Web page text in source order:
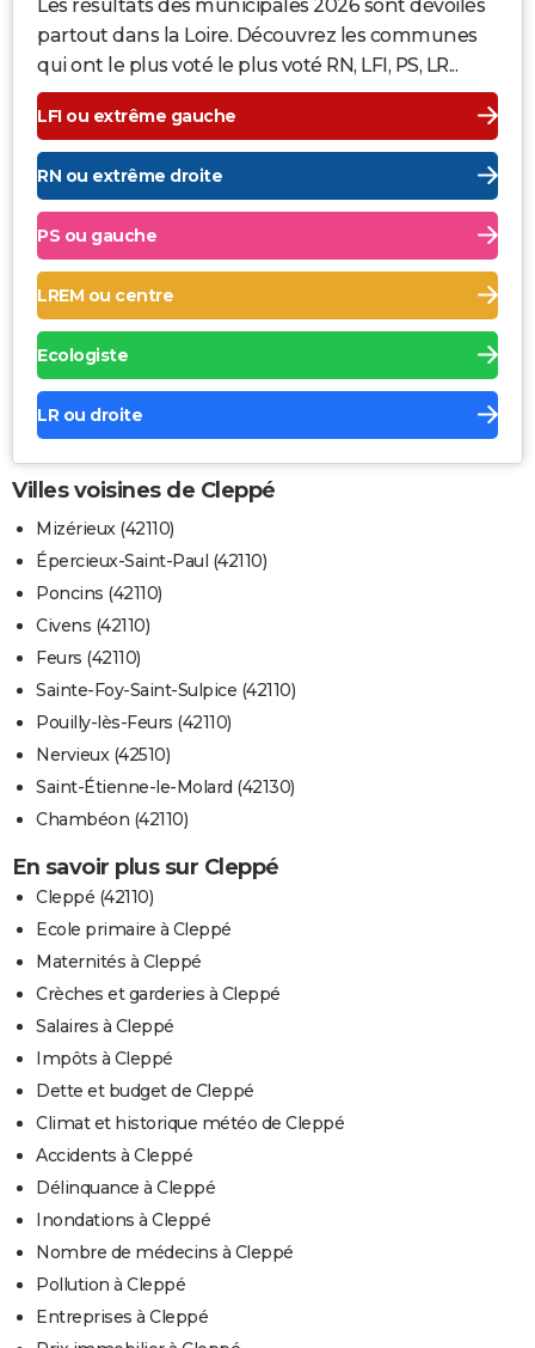
Les résultats des municipales 2026 sont dévoilés
partout dans la Loire. Découvrez les communes
qui ont le plus voté le plus voté RN, LFI, PS, LR...
LFI ou extrême gauche
RN ou extrême droite
PS ou gauche
LREM ou centre
Ecologiste
LR ou droite
Villes voisines de Cleppé
Mizérieux (42110)
Épercieux-Saint-Paul (42110)
Poncins (42110)
Civens (42110)
Feurs (42110)
Sainte-Foy-Saint-Sulpice (42110)
Pouilly-lès-Feurs (42110)
Nervieux (42510)
Saint-Étienne-le-Molard (42130)
Chambéon (42110)
En savoir plus sur Cleppé
Cleppé (42110)
Ecole primaire à Cleppé
Maternités à Cleppé
Crèches et garderies à Cleppé
Salaires à Cleppé
Impôts à Cleppé
Dette et budget de Cleppé
Climat et historique météo de Cleppé
Accidents à Cleppé
Délinquance à Cleppé
Inondations à Cleppé
Nombre de médecins à Cleppé
Pollution à Cleppé
Entreprises à Cleppé